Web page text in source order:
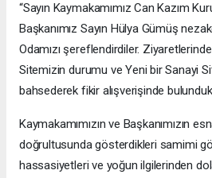
“Sayın Kaymakamımız Can Kazım
Başkanımız Sayın Hülya Gümüş
Odamızı şereflendirdiler.
Sitemizin durumu ve Yeni bir Sanayi
bahsederek fikir alışverişinde
Kaymakamımızın ve Başkanımızın
doğrultusunda gösterdikleri samimi
hassasiyetleri ve yoğun ilgilerinden